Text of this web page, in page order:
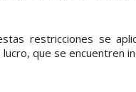
restricciones se
que se encuentren